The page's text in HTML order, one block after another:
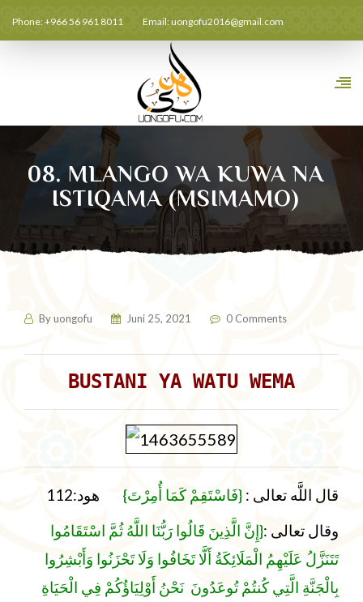
Phone: +966 56 961 8011 Email:uongofu2016@gmail.com
08. MLANGO WA KUWA NA
ISTIQAMA (MSIMAMO)
Byuongofu Juni 25, 2021 0 Comments
BUSTANI YA WATU WEMA
قال اللَّه تعالى : {فَاسْتَقِمْ كَمَا أُمِرْتَ} هود:112
وقال تعالى :{إِنَّ الَّذِينَ قَالُوا رَبُّنَا اللَّهُ ثُمَّ اسْتَقَامُوا
تَتَنَزَّلُ عَلَيْهِمُ الْمَلَائِكَةُ أَلَّا تَخَافُوا وَلَا تَحْزَنُوا وَأَبْشِرُوا
بِالْجَنَّةِ الَّتِي كُنتُمْ تُوعَدُونَ نَحْنُ أَوْلِيَاؤُكُمْ فِي الْحَيَاةِ